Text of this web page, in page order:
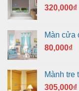
320,000₫
Màn cửa
80,000₫
Mành tre
305,000₫